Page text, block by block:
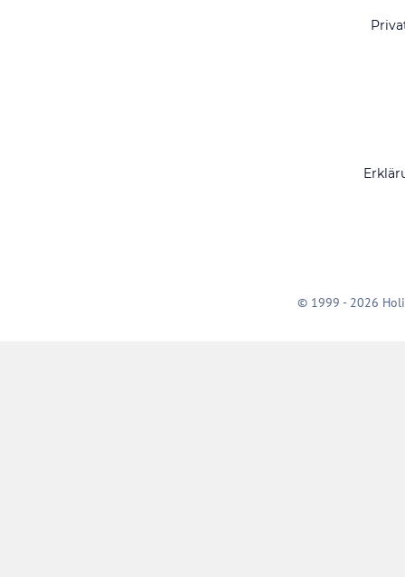
© 1999 - 2026